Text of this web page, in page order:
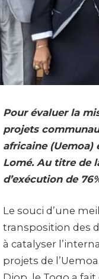
Pour évaluer la
projets
africaine
Lomé. Au titre de
d’exécution de
Le souci d’une
transposition des
à catalyser
projets de